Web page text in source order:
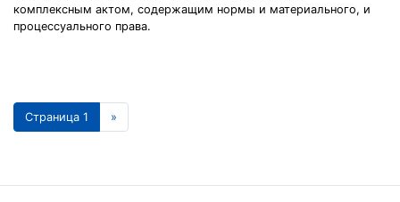
комплексным актом, содержащим нормы и материального, и
процессуального права.
Страница 1 »